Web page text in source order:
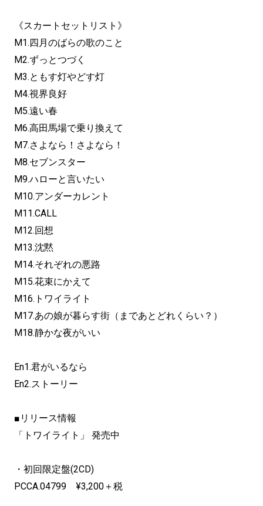
《スカートセットリスト》
M1.四月のばらの歌のこと
M2.ずっとつづく
M3.ともす灯やどす灯
M4.視界良好
M5.遠い春
M6.高田馬場で乗り換えて
M7.さよなら！さよなら！
M8.セブンスター
M9.ハローと言いたい
M10.アンダーカレント
M11.CALL
M12.回想
M13.沈黙
M14.それぞれの悪路
M15.花束にかえて
M16.トワイライト
M17.あの娘が暮らす街（まであとどれくらい？）
M18.静かな夜がいい
En1.君がいるなら
En2.ストーリー
■リリース情報
「トワイライト」 発売中
・初回限定盤(2CD)
PCCA.04799 ¥3,200＋税